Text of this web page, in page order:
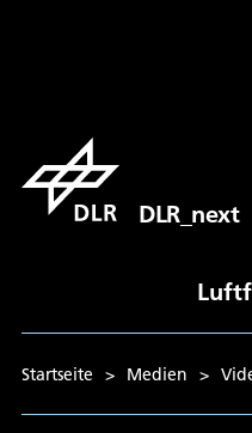
DLR_next
Startseite > Medien >